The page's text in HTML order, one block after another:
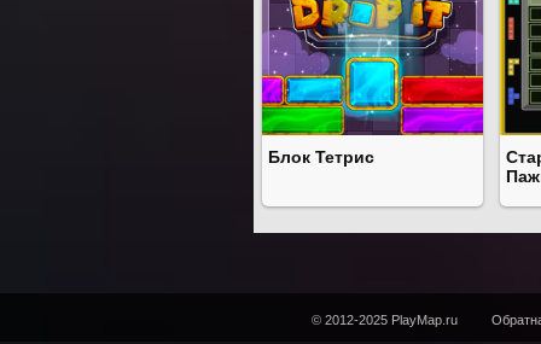
Блок Тетрис
© 2012-2025 PlayMap.ru